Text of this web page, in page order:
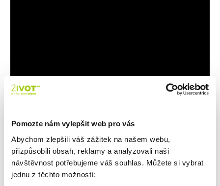
Pomozte nám vylepšit web pro vás
Abychom zlepšili váš zážitek na našem webu,
přizpůsobili obsah, reklamy a analyzovali naši
návštěvnost potřebujeme váš souhlas. Můžete si vybrat
jednu z těchto možností:
Pokud máte bavlněnou ústenku, řiďte se
pravidly z následujícího
odkazu:https://www.irozhlas.cz/zivotni-